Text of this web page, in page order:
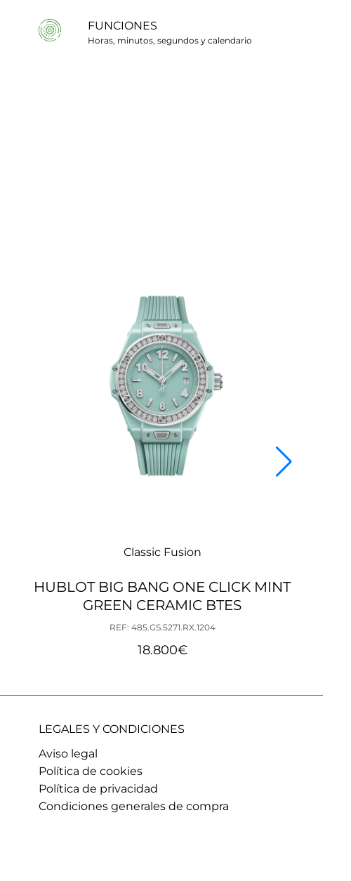
FUNCIONES
Horas, minutos, segundos y calendario
Classic Fusion
HUBLOT BIG BANG ONE CLICK MINT
GREEN CERAMIC BTES
REF: 485.GS.5271.RX.1204
18.800€
LEGALES Y CONDICIONES
Aviso legal
Política de cookies
Política de privacidad
Condiciones generales de compra